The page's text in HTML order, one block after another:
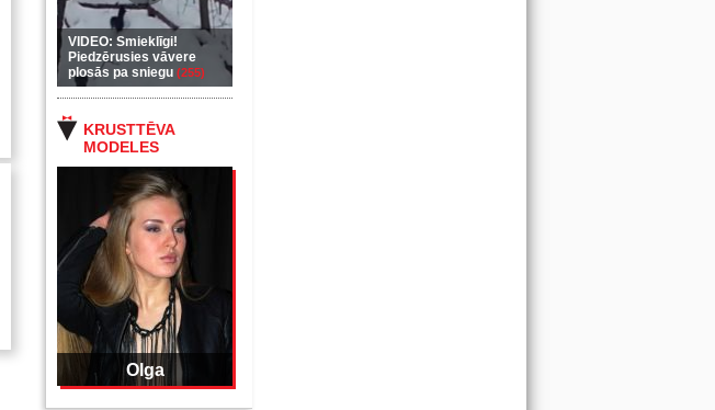
VIDEO: Smieklīgi!
Piedzērusies vāvere
plosās pa sniegu (255)
KRUSTTĒVA
MODELES
Olga